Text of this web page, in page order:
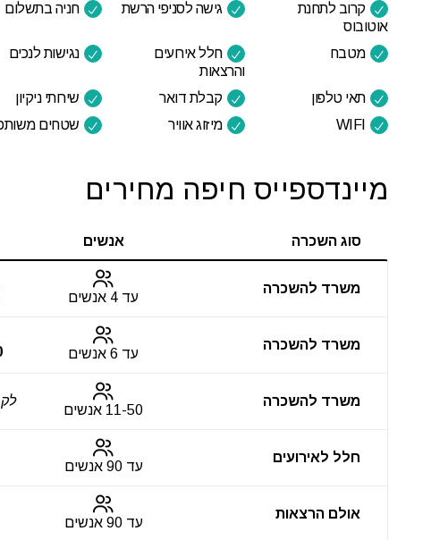
קרוב לתחנת
אוטובוס
גישה לסניפי הרשת חניה בתשלום
מטבח
חלל אירועים
והרצאות
נגישות לנכים
תאי טלפון קבלת דואר שירותי ניקיון
WIFI
מיזוג אוויר שטחים
מיינדספייס חיפה מחירים
סוג השכרה אנשים
משרד להשכרה
עד 4 אנשים
משרד להשכרה
עד 6 אנשים
משרד להשכרה
11-50 אנשים
חלל לאירועים
עד 90 אנשים
אולם הרצאות
עד 90 אנשים